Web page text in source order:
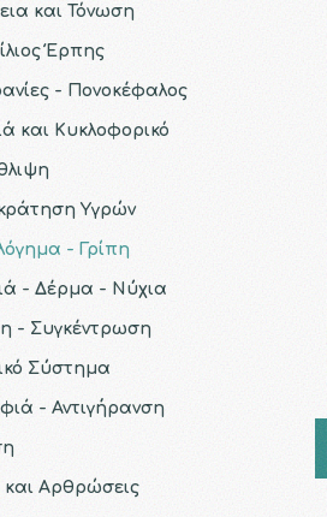
και Τόνωση
Έρπης
- Πονοκέφαλος
και Κυκλοφορικό
Υγρών
- Γρίπη
- Δέρμα - Νύχια
- Συγκέντρωση
Σύστημα
- Αντιγήρανση
Αρθρώσεις